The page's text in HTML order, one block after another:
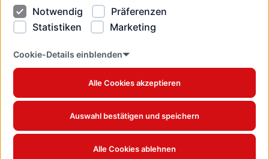
Notwendig
Präferenzen
Statistiken
Marketing
Cookie-Details einblenden
Alle Cookies akzeptieren
Auswahl bestätigen und speichern
Alle Cookies ablehnen
Datenschutzhinweise
Barrierefreiheit
Cookie Erklärung
www.luebeck.de